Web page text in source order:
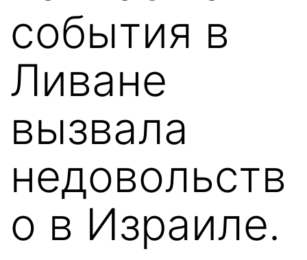
события в
Ливане
вызвала
недовольств
о в Израиле.